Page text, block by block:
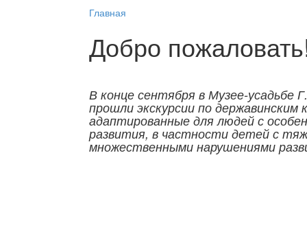
Главная
Добро
В конце сентября в Музее-усадьбе
прошли экскурсии по державинским
адаптированные для людей с
развития, в частности детей с
множественными нарушениями